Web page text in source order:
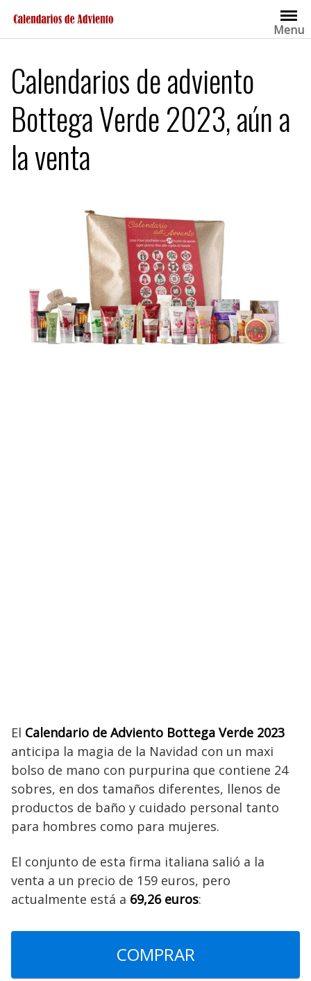
contenido
Menu
Calendarios de adviento
Bottega Verde 2023, aún a
la venta
El Calendario de Adviento Bottega Verde 2023
anticipa la magia de la Navidad con un maxi
bolso de mano con purpurina que contiene 24
sobres, en dos tamaños diferentes, llenos de
productos de baño y cuidado personal tanto
para hombres como para mujeres.
El conjunto de esta firma italiana salió a la
venta a un precio de 159 euros, pero
actualmente está a 69,26 euros:
COMPRAR